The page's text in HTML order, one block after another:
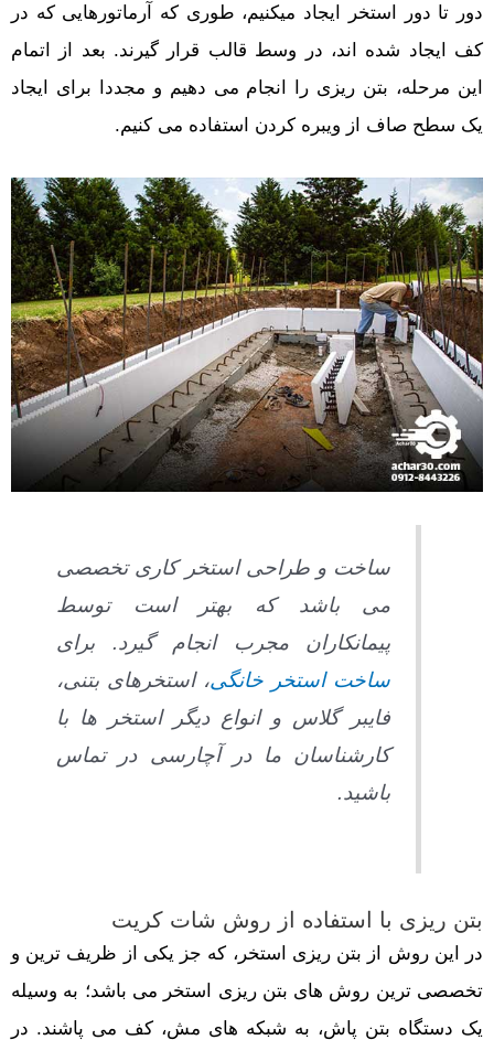
دور تا دور استخر ایجاد میکنیم، طوری که آرماتورهایی که در
کف ایجاد شده اند، در وسط قالب قرار گیرند. بعد از اتمام
این مرحله، بتن ریزی را انجام می دهیم و مجددا برای ایجاد
یک سطح صاف از ویبره کردن استفاده می کنیم.
ساخت و طراحی استخر کاری تخصصی
می باشد که بهتر است توسط
پیمانکاران مجرب انجام گیرد. برای
ساخت استخر خانگی، استخرهای بتنی،
فایبر گلاس و انواع دیگر استخر ها با
کارشناسان ما در آچارسی در تماس
باشید.
بتن ریزی با استفاده از روش شات کریت
در این روش از بتن ریزی استخر، که جز یکی از ظریف ترین و
تخصصی ترین روش های بتن ریزی استخر می باشد؛ به وسیله
یک دستگاه بتن پاش، به شبکه های مش، کف می پاشند. در